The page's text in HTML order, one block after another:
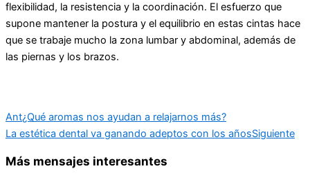
flexibilidad, la resistencia y la coordinación. El esfuerzo que
supone mantener la postura y el equilibrio en estas cintas hace
que se trabaje mucho la zona lumbar y abdominal, además de
las piernas y los brazos.
Ant¿Qué aromas nos ayudan a relajarnos más?
La estética dental va ganando adeptos con los añosSiguiente
Más mensajes interesantes